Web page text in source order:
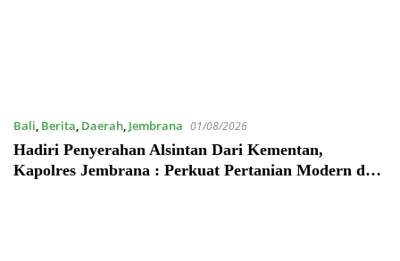
Bali, Berita, Daerah, Jembrana 01/08/2026
Hadiri Penyerahan Alsintan Dari Kementan,
Kapolres Jembrana : Perkuat Pertanian Modern dan